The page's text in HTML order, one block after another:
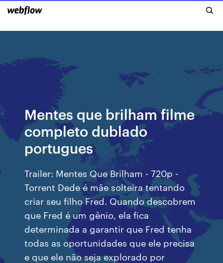
Mentes que brilham filme
completo dublado
portugues
Trailer: Mentes Que Brilham - 720p -
Torrent Dede é mãe solteira tentando
criar seu filho Fred. Quando descobrem
que Fred é um gênio, ela fica
determinada a garantir que Fred tenha
todas as oportunidades que ele precisa
e que ele não seja explorado por